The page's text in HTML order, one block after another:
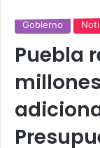
Gobierno
Puebla